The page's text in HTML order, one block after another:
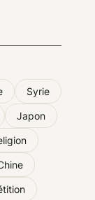
Syrie
Japon